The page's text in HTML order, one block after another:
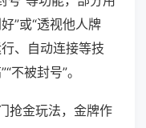
”或“透视他人牌
、自动连接等技
不被封号”。
抢金玩法，金牌作